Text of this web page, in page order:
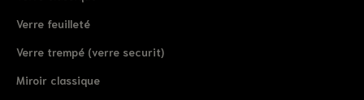
Verre feuilleté
Verre trempé (verre securit)
Miroir classique